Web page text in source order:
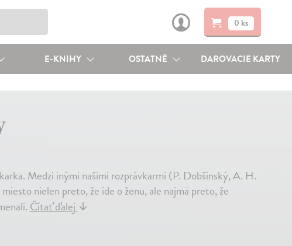
0 ks
E-KNIHY OSTATNÉ DAROVACIE KARTY
Medzi inými našimi rozprávkarmi (P. Dobšinský, A. H.
nielen preto, že ide o ženu, ale najmä preto, že
Čítať ďalej↓